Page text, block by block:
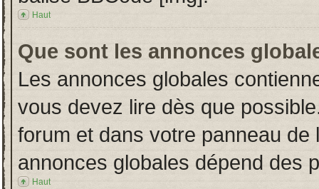
Haut
Que sont les annonces
Les annonces globales
vous devez lire dès que
forum et dans votre panneau de
annonces globales dépend des
Haut